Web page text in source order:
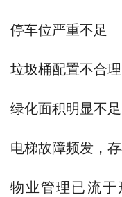
停车位严重不足
垃圾桶配置不合理
绿化面积明显不足
电梯故障频发，
物业管理已流